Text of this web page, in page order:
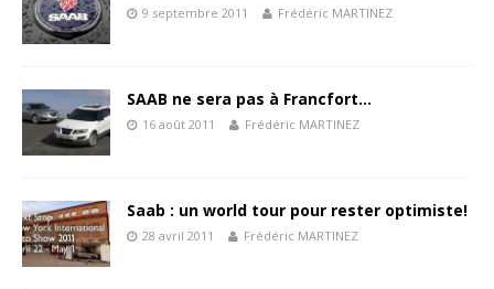
9 septembre 2011 Frédéric MARTINEZ
SAAB ne sera pas à Francfort…
16 août 2011 Frédéric MARTINEZ
Saab : un world tour pour rester optimiste!
28 avril 2011 Frédéric MARTINEZ